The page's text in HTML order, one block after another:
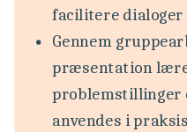
facilitere
Gennem
præsentation
problemstillinger
anvendes i praksis